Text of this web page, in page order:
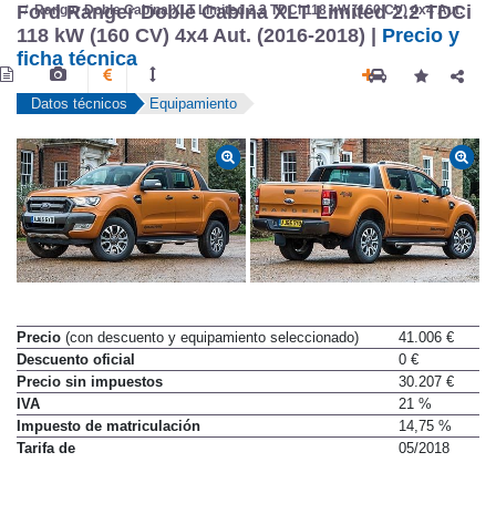
Ranger Doble Cabina XLT Limited 2.2 TDCi 118 kW (160 CV) 4x4 Aut.
Ford Ranger Doble Cabina XLT Limited 2.2 TDCi
118 kW (160 CV) 4x4 Aut. (2016-2018) | Precio y
ficha técnica
Datos técnicos Equipamiento
Precio (con descuento y equipamiento seleccionado)
41.006 €
Descuento oficial
0 €
Precio sin impuestos
30.207 €
IVA
21 %
Impuesto de matriculación
14,75 %
Tarifa de
05/2018